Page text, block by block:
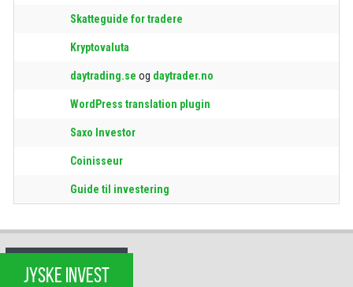
Skatteguide for tradere
Kryptovaluta
daytrading.se og daytrader.no
WordPress translation plugin
Saxo Investor
Coinisseur
Guide til investering
JYSKE INVEST